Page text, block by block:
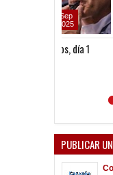
Quinteros:
formar un
para ser
22
Sep
2025
PUBLICAR